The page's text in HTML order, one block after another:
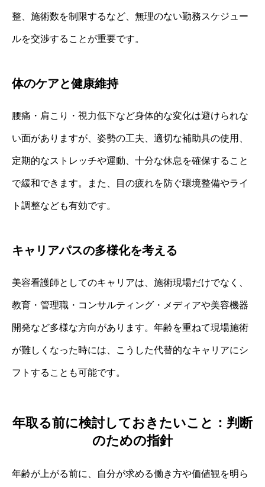
整、施術数を制限するなど、無理のない勤務スケジュー
ルを交渉することが重要です。
体のケアと健康維持
腰痛・肩こり・視力低下など身体的な変化は避けられな
い面がありますが、姿勢の工夫、適切な補助具の使用、
定期的なストレッチや運動、十分な休息を確保すること
で緩和できます。また、目の疲れを防ぐ環境整備やライ
ト調整なども有効です。
キャリアパスの多様化を考える
美容看護師としてのキャリアは、施術現場だけでなく、
教育・管理職・コンサルティング・メディアや美容機器
開発など多様な方向があります。年齢を重ねて現場施術
が難しくなった時には、こうした代替的なキャリアにシ
フトすることも可能です。
年取る前に検討しておきたいこと：判断
のための指針
年齢が上がる前に、自分が求める働き方や価値観を明ら